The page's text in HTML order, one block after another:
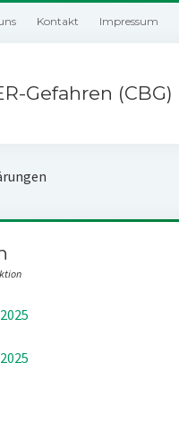
Kontakt Impressum
Gefahren (CBG)